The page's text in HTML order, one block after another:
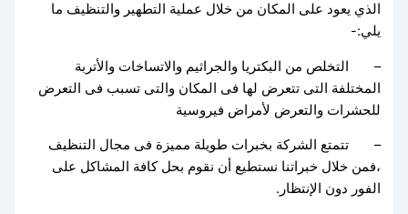
الذي يعود على المكان من خلال عملية التطهير والتنظيف ما
يلي:-
– التخلص من البكتريا والجراثيم والاتساخات والأتربة
المختلفة التى تتعرض لها فى المكان والتى تسبب فى التعرض
للحشرات والتعرض لأمراض فيروسية
– تتمتع الشركة بخبرات طويلة مميزة فى مجال التنظيف
،فمن خلال خبراتنا نستطيع أن نقوم بحل كافة المشاكل على
الفور دون الإنتظار.